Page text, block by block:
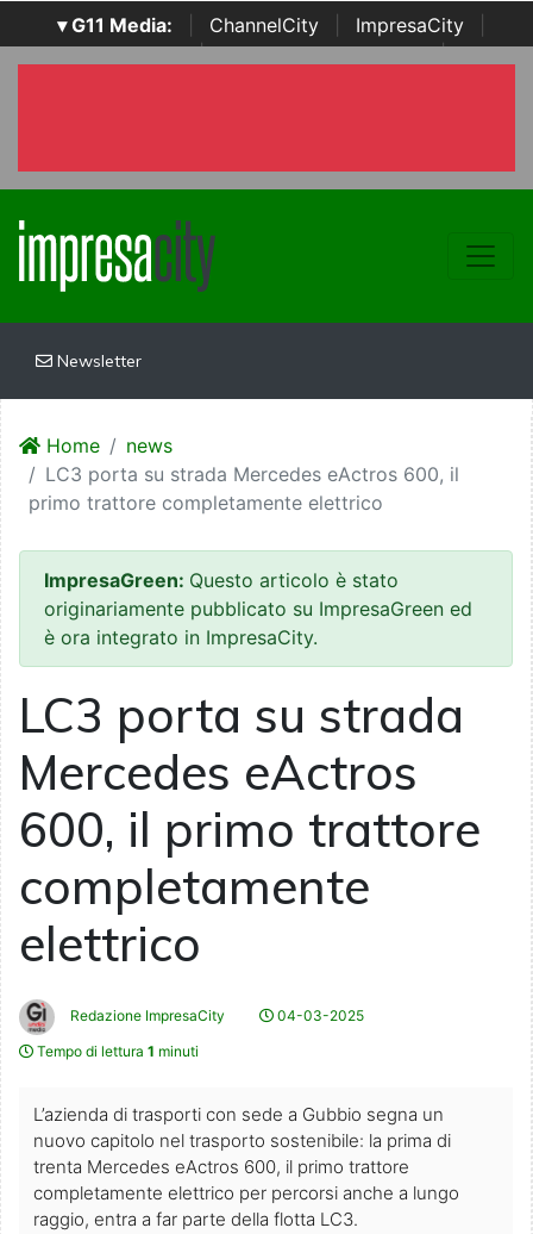
▾ G11 Media: ChannelCity ImpresaCity
SecurityOpenLab | Italian Channel Awards | Italian
Newsletter
Home
news
LC3 porta su strada Mercedes eActros 600, il
primo trattore completamente elettrico
ImpresaGreen: Questo articolo è stato
originariamente pubblicato su ImpresaGreen ed
è ora integrato in ImpresaCity.
LC3 porta su strada
Mercedes eActros
600, il primo trattore
completamente
elettrico
Redazione ImpresaCity
04-03-2025
Tempo di lettura 1 minuti
L’azienda di trasporti con sede a Gubbio segna un
nuovo capitolo nel trasporto sostenibile: la prima di
trenta Mercedes eActros 600, il primo trattore
completamente elettrico per percorsi anche a lungo
raggio, entra a far parte della flotta LC3.